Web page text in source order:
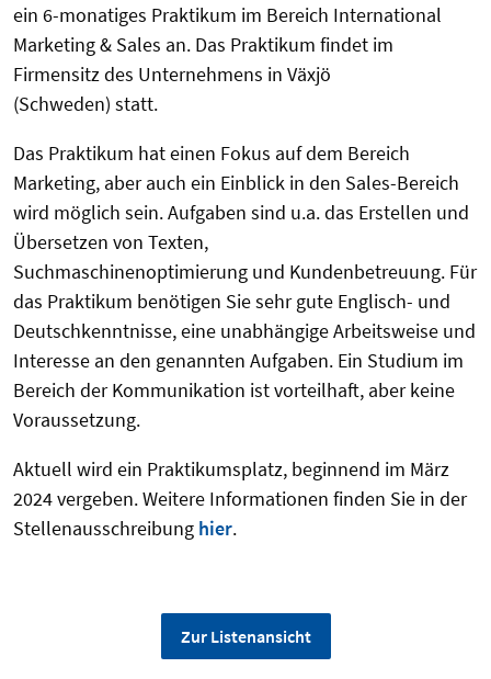
ein 6-monatiges Praktikum im Bereich International
Marketing & Sales an. Das Praktikum findet im
Firmensitz des Unternehmens in Växjö
(Schweden) statt.
Das Praktikum hat einen Fokus auf dem Bereich
Marketing, aber auch ein Einblick in den Sales-Bereich
wird möglich sein. Aufgaben sind u.a. das Erstellen und
Übersetzen von Texten,
Suchmaschinenoptimierung und Kundenbetreuung. Für
das Praktikum benötigen Sie sehr gute Englisch- und
Deutschkenntnisse, eine unabhängige Arbeitsweise und
Interesse an den genannten Aufgaben. Ein Studium im
Bereich der Kommunikation ist vorteilhaft, aber keine
Voraussetzung.
Aktuell wird ein Praktikumsplatz, beginnend im März
2024 vergeben. Weitere Informationen finden Sie in der
Stellenausschreibung hier.
Zur Listenansicht